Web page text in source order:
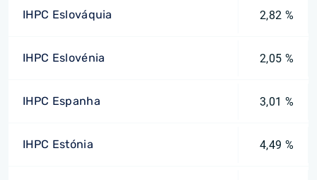
IHPC Eslováquia 2,82 %
IHPC Eslovénia 2,05 %
IHPC Espanha 3,01 %
IHPC Estónia 4,49 %